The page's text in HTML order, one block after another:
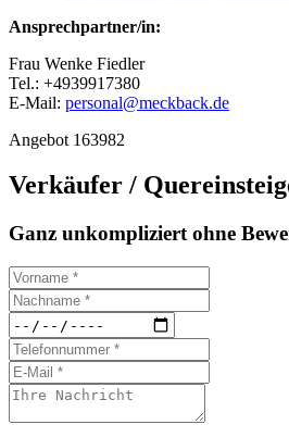
Ansprechpartner/in:
Frau Wenke Fiedler
Tel.: +4939917380
E-Mail: personal@meckback.de
Angebot 163982
Verkäufer /
Ganz unkompliziert ohne